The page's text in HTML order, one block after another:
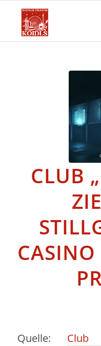
CLUB
Quelle: Club